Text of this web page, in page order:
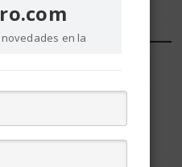
Y RRHH
en la